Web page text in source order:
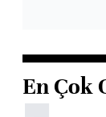
En Çok